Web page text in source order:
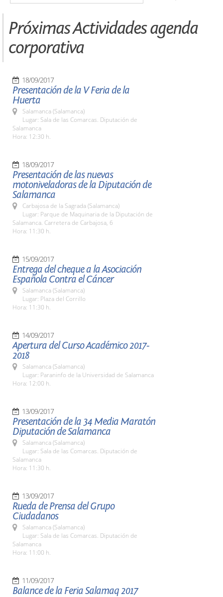
Próximas Actividades agenda
corporativa
18/09/2017
Presentación de la V Feria de la
Huerta
Salamanca (Salamanca)
Lugar: Sala de las Comarcas. Diputación de
Salamanca
Hora: 12:30 h.
18/09/2017
Presentación de las nuevas
motoniveladoras de la Diputación de
Salamanca
Carbajosa de la Sagrada (Salamanca)
Lugar: Parque de Maquinaria de la Diputación de
Salamanca. Carretera de Carbajosa, 6
Hora: 11:30 h.
15/09/2017
Entrega del cheque a la Asociación
Española Contra el Cáncer
Salamanca (Salamanca)
Lugar: Plaza del Corrillo
Hora: 11:30 h.
14/09/2017
Apertura del Curso Académico 2017-
2018
Salamanca (Salamanca)
Lugar: Paraninfo de la Universidad de Salamanca
Hora: 12:00 h.
13/09/2017
Presentación de la 34 Media Maratón
Diputación de Salamanca
Salamanca (Salamanca)
Lugar: Sala de las Comarcas. Diputación de
Salamanca
Hora: 11:30 h.
13/09/2017
Rueda de Prensa del Grupo
Ciudadanos
Salamanca (Salamanca)
Lugar: Sala de las Comarcas. Diputación de
Salamanca
Hora: 11:00 h.
11/09/2017
Balance de la Feria Salamaq 2017